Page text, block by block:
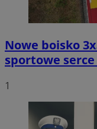
Nowe boisko
sportowe
1